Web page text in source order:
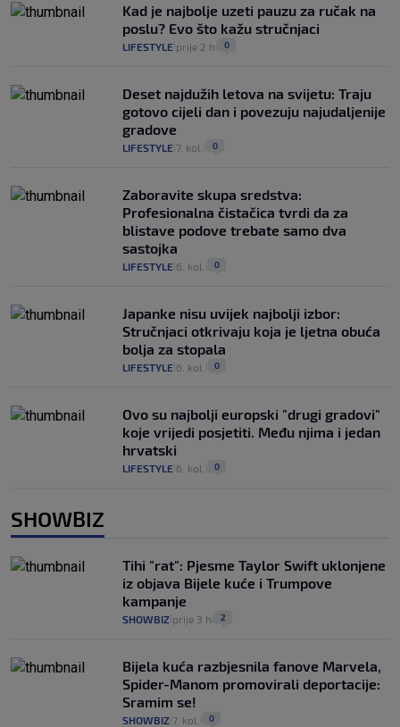
Kad je najbolje uzeti pauzu za ručak na
poslu? Evo što kažu stručnjaci
LIFESTYLE prije 2 h 0
Deset najdužih letova na svijetu: Traju
gotovo cijeli dan i povezuju najudaljenije
gradove
LIFESTYLE 7. kol. 0
Zaboravite skupa sredstva:
Profesionalna čistačica tvrdi da za
blistave podove trebate samo dva
sastojka
LIFESTYLE 6. kol. 0
Japanke nisu uvijek najbolji izbor:
Stručnjaci otkrivaju koja je ljetna obuća
bolja za stopala
LIFESTYLE 6. kol. 0
Ovo su najbolji europski "drugi gradovi"
koje vrijedi posjetiti. Među njima i jedan
hrvatski
LIFESTYLE 6. kol. 0
SHOWBIZ
Tihi "rat": Pjesme Taylor Swift uklonjene
iz objava Bijele kuće i Trumpove
kampanje
SHOWBIZ prije 3 h 2
Bijela kuća razbjesnila fanove Marvela,
Spider-Manom promovirali deportacije:
Sramim se!
SHOWBIZ 7. kol. 0